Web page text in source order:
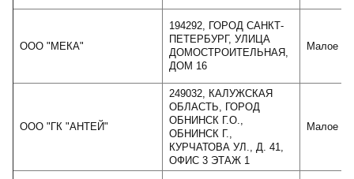
ООО "МЕКА"
194292, ГОРОД САНКТ-
ПЕТЕРБУРГ, УЛИЦА
ДОМОСТРОИТЕЛЬНАЯ,
ДОМ 16
Малое
ООО "ГК "АНТЕЙ"
249032, КАЛУЖСКАЯ
ОБЛАСТЬ, ГОРОД
ОБНИНСК Г.О.,
ОБНИНСК Г.,
КУРЧАТОВА УЛ., Д. 41,
ОФИС 3 ЭТАЖ 1
Малое